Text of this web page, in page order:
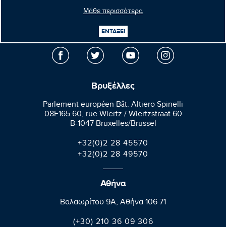
Μάθε περισσότερα
ΕΝΤΑΞΕΙ
Κεφαλογιάννης
Ευρωβουλευτής
Βρυξέλλες
Parlement européen Bât. Altiero Spinelli
08E165 60, rue Wiertz / Wiertzstraat 60
B-1047 Bruxelles/Brussel
+32(0)2 28 45570
+32(0)2 28 49570
Αθήνα
Βαλαωρίτου 9A, Aθήνα 106 71
(+30) 210 36 09 306